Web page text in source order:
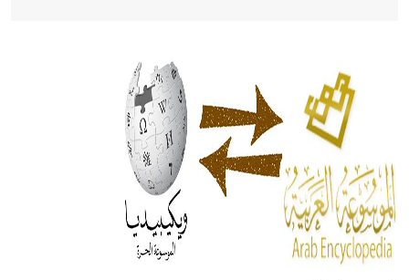
الحكم، الأدلة، تنظيم التغذية، ورسالته في جروح الرأس. ويعود
له الفضل بأنه حرر الطب من الدين والفلسفة.
- هل تعلم أن المرجان إفراز حيواني يتكون في البحر ويتركب
من مادة كربونات الكلسيوم، وهو أحمر أو شديد الحمرة وهو
أجود أنواعه، ويمتاز بكبر الحجم ويسمى الش